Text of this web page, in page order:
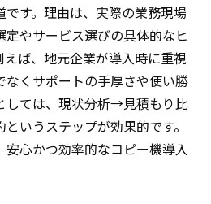
コピー機キャンペーン動向
プデート情報と賢い選択法
業務効率化に与える影響
ピー機サービスを徹底解説
ー機選びの実体験
地元企業が得た具体的成果
役立った実践的なポイント
です。理由は、実際の業務現場
定やサービス選びの具体的なヒ
えば、地元企業が導入時に重視
なくサポートの手厚さや使い勝
しては、現状分析→見積もり比
いうステップが効果的です。
安心かつ効率的なコピー機導入